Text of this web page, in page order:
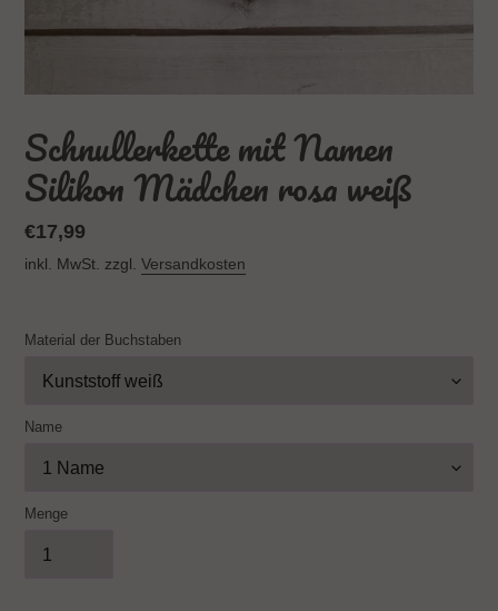
Schnullerkette mit Namen
Silikon Mädchen rosa weiß
Normaler
Preis
€17,99
inkl. MwSt. zzgl. Versandkosten
Material der Buchstaben
Name
Menge